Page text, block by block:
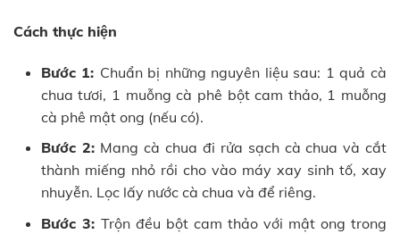
Cách thực hiện
Bước 1: Chuẩn bị những nguyên liệu sau: 1 quả cà
chua tươi, 1 muỗng cà phê bột cam thảo, 1 muỗng
cà phê mật ong (nếu có).
Bước 2: Mang cà chua đi rửa sạch cà chua và cắt
thành miếng nhỏ rồi cho vào máy xay sinh tố, xay
nhuyễn. Lọc lấy nước cà chua và để riêng.
Bước 3: Trộn đều bột cam thảo với mật ong trong